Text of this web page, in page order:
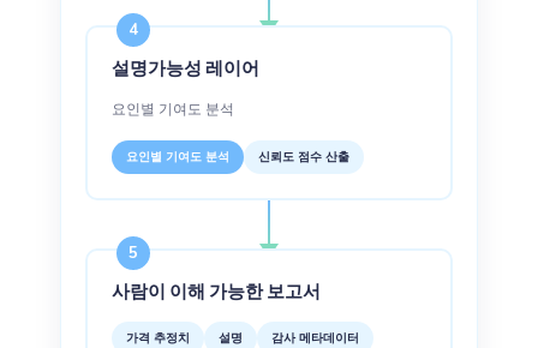
4
설명가능성 레이어
요인별 기여도 분석
요인별 기여도 분석 신뢰도 점수 산출
5
사람이 이해 가능한 보고서
가격 추정치 설명
감사 메타데이터